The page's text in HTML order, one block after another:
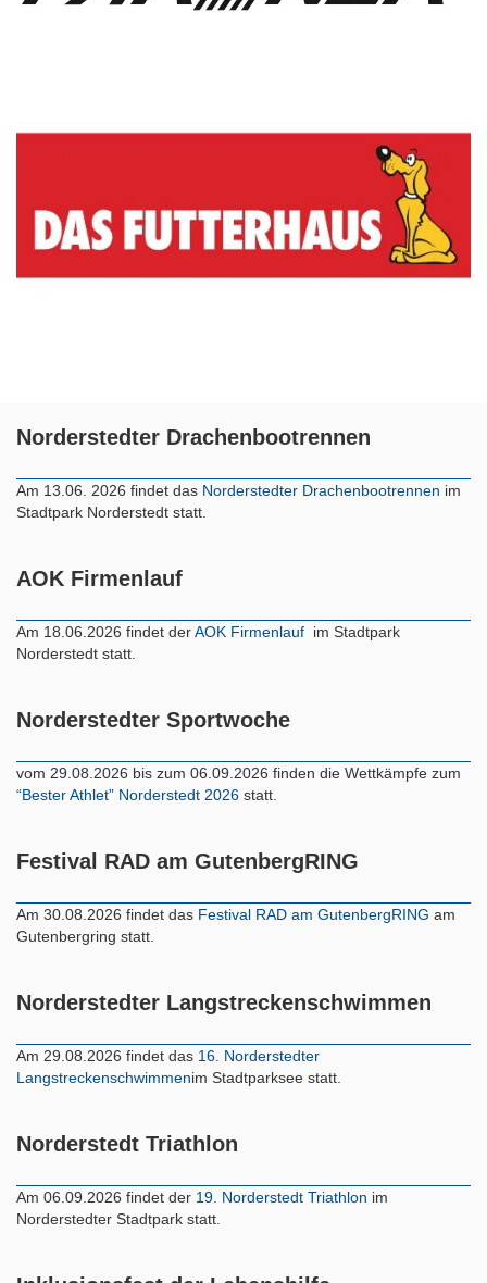
Norderstedter Drachenbootrennen
Am 13.06. 2026 findet das Norderstedter Drachenbootrennen im
Stadtpark Norderstedt statt.
AOK Firmenlauf
Am 18.06.2026 findet derAOK Firmenlauf im Stadtpark
Norderstedt statt.
Norderstedter Sportwoche
vom 29.08.2026 bis zum 06.09.2026 finden die Wettkämpfe zum
“Bester Athlet” Norderstedt 2026 statt.
Festival RAD am GutenbergRING
Am 30.08.2026 findet das Festival RAD am GutenbergRING am
Gutenbergring statt.
Norderstedter Langstreckenschwimmen
Am 29.08.2026 findet das 16. Norderstedter
Langstreckenschwimmenim Stadtparksee statt.
Norderstedt Triathlon
Am 06.09.2026 findet der 19. Norderstedt Triathlon im
Norderstedter Stadtpark statt.